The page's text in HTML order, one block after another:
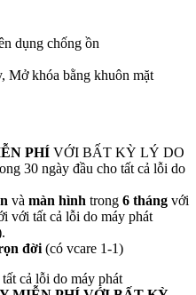
dụng chống ồn
Mở khóa bằng khuôn mặt
PHÍ VỚI BẤT KỲ LÝ DO
30 ngày đầu cho tất cả lỗi do
và màn hình trong 6 tháng với
với tất cả lỗi do máy phát
đời (có vcare 1-1)
tất cả lỗi do máy phát